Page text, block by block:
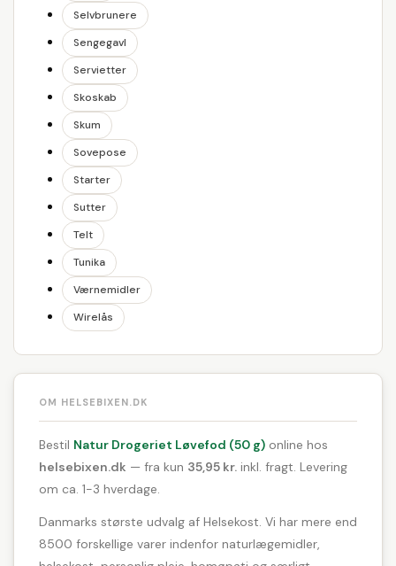
Selvbrunere
Sengegavl
Servietter
Skoskab
Skum
Sovepose
Starter
Sutter
Telt
Tunika
Værnemidler
Wirelås
OM HELSEBIXEN.DK
Bestil Natur Drogeriet Løvefod (50 g) online hos
helsebixen.dk — fra kun 35,95 kr. inkl. fragt. Levering
om ca. 1-3 hverdage.
Danmarks største udvalg af Helsekost. Vi har mere end
8500 forskellige varer indenfor naturlægemidler,